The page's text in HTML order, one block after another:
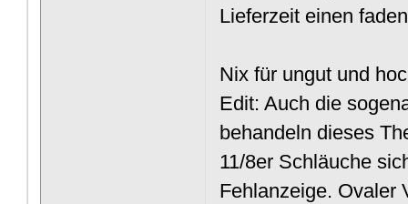
Lieferzeit einen
Nix für ungut und
Edit: Auch die
behandeln dieses
11/8er Schläuche
Fehlanzeige. Ovaler